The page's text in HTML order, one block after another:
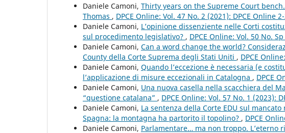
Daniele Camoni, Thirty years on the Supreme Court
Thomas , DPCE Online: Vol. 47 No. 2 (2021): DPCE Online
Daniele Camoni, L’opinione dissenziente nelle Corti
sul procedimento legislativo? , DPCE Online: Vol. 50 No.
Daniele Camoni, Can a word change the world?
County della Corte Suprema degli Stati Uniti , DPCE
Daniele Camoni, Quando l’eccezione è necessaria (e
l’applicazione di misure eccezionali in Catalogna , DPCE
Daniele Camoni, Una nuova casella nella scacchiera del
“questione catalana” , DPCE Online: Vol. 57 No. 1 (2023):
Daniele Camoni, La sentenza della Corte EDU sul
Spagna: la montagna ha partorito il topolino? , DPCE
Daniele Camoni, Parlamentare… ma non troppo. L’eterno